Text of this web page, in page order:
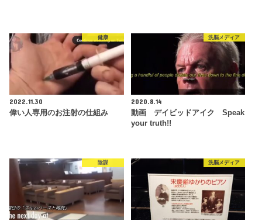
健康
2022.11.30
偉い人専用のお注射の仕組み
洗脳メディア
2020.8.14
動画 デイビッドアイク Speak
your truth!!
陰謀 洗脳メディア